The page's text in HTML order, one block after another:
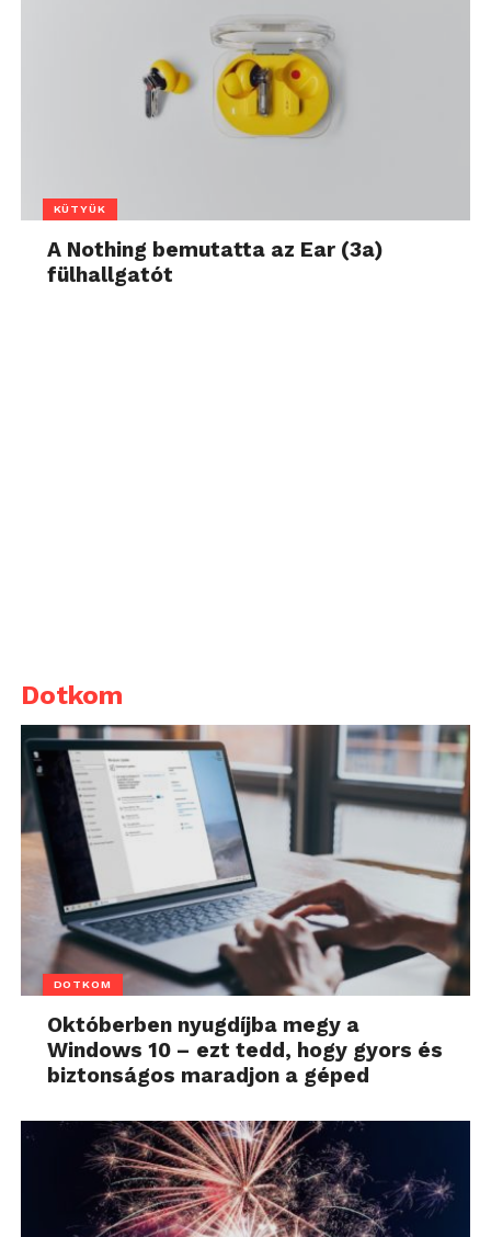
KÜTYÜK
A Nothing bemutatta az Ear (3a)
fülhallgatót
Dotkom
DOTKOM
Októberben nyugdíjba megy a
Windows 10 – ezt tedd, hogy gyors és
biztonságos maradjon a géped